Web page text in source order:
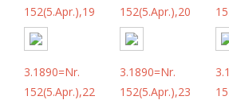
152(5.Apr.),19
152(5.Apr.),20
3.1890=Nr.
152(5.Apr.),22
3.1890=Nr.
152(5.Apr.),23